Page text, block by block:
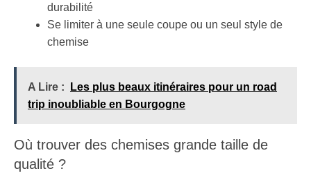
durabilité
Se limiter à une seule coupe ou un seul style de
chemise
A Lire :
Les plus beaux itinéraires pour un road
trip inoubliable en Bourgogne
Où trouver des chemises grande taille de
qualité ?